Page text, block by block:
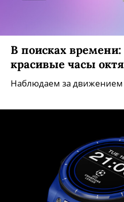
В поисках
красивые часы
Наблюдаем за движением